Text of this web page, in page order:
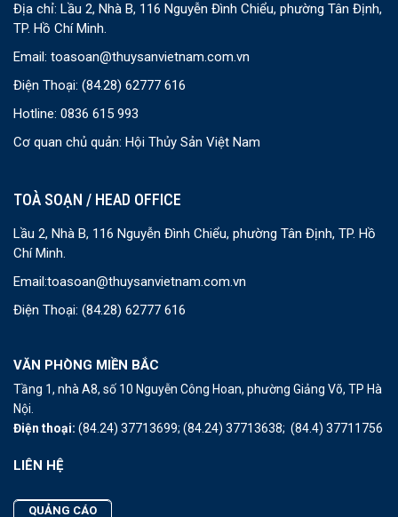
Địa chỉ: Lầu 2, Nhà B, 116 Nguyễn Đình Chiểu, phường Tân Định,
TP. Hồ Chí Minh.
Email: toasoan@thuysanvietnam.com.vn
Điện Thoại: (84.28) 62777 616
Hotline: 0836 615 993
Cơ quan chủ quản: Hội Thủy Sản Việt Nam
TOÀ SOẠN / HEAD OFFICE
Lầu 2, Nhà B, 116 Nguyễn Đình Chiểu, phường Tân Định, TP. Hồ
Chí Minh.
Email:toasoan@thuysanvietnam.com.vn
Điện Thoại: (84.28) 62777 616
VĂN PHÒNG MIỀN BẮC
Tầng 1, nhà A8, số 10 Nguyễn Công Hoan, phường Giảng Võ, TP Hà
Nội.
Điện thoại: (84.24) 37713699; (84.24) 37713638; (84.4) 37711756
LIÊN HỆ
QUẢNG CÁO